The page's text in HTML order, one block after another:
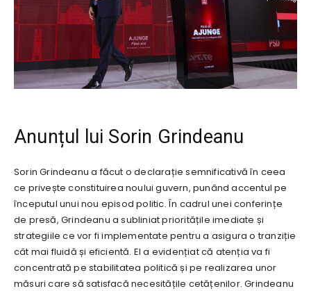
Anunțul lui Sorin Grindeanu
Sorin Grindeanu a făcut o declarație semnificativă în ceea
ce privește constituirea noului guvern, punând accentul pe
începutul unui nou episod politic. În cadrul unei conferințe
de presă, Grindeanu a subliniat prioritățile imediate și
strategiile ce vor fi implementate pentru a asigura o tranziție
cât mai fluidă și eficientă. El a evidențiat că atenția va fi
concentrată pe stabilitatea politică și pe realizarea unor
măsuri care să satisfacă necesitățile cetățenilor. Grindeanu